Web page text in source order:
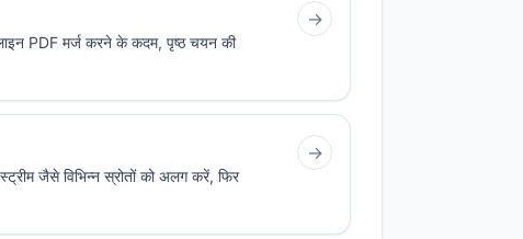
PDF मर्ज करने के कदम, पृष्ठ चयन की
→
जैसे विभिन्न स्रोतों को अलग करें, फिर
→